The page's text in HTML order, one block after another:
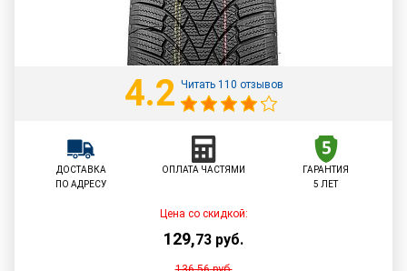
4.2 Читать 110 отзывов
ДОСТАВКА
ПО АДРЕСУ
ОПЛАТА ЧАСТЯМИ
ГАРАНТИЯ
5 ЛЕТ
Цена со скидкой:
129,73 руб.